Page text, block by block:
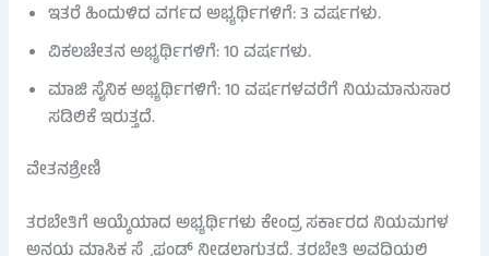
ಇತರೆ ಹಿಂದುಳಿದ ವರ್ಗದ ಅಭ್ಯರ್ಥಿಗಳಿಗೆ: 3 ವರ್ಷಗಳು.
ವಿಕಲಚೇತನ ಅಭ್ಯರ್ಥಿಗಳಿಗೆ: 10 ವರ್ಷಗಳು.
ಮಾಜಿ ಸೈನಿಕ ಅಭ್ಯರ್ಥಿಗಳಿಗೆ: 10 ವರ್ಷಗಳವರೆಗೆ ನಿಯಮಾನುಸಾರ
ಸಡಿಲಿಕೆ ಇರುತ್ತದೆ.
ವೇತನಶ್ರೇಣಿ
ತರಬೇತಿಗೆ ಆಯ್ಕೆಯಾದ ಅಭ್ಯರ್ಥಿಗಳು ಕೇಂದ್ರ ಸರ್ಕಾರದ ನಿಯಮಗಳ